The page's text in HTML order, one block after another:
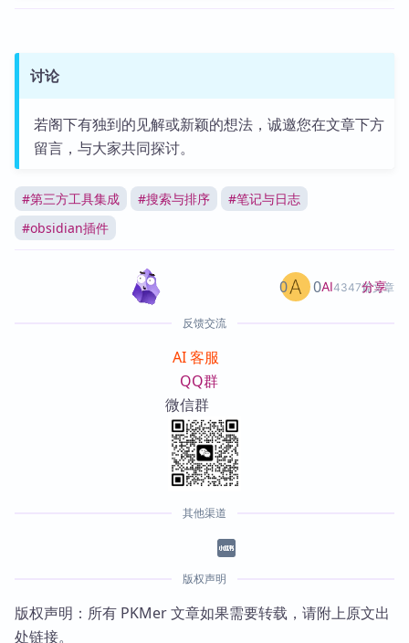
讨论
若阁下有独到的见解或新颖的想法，诚邀您在文章下方
留言，与大家共同探讨。
#第三方工具集成 #搜索与排序 #笔记与日志
#obsidian插件
AI4347篇文章
0 0 分享
反馈交流
AI 客服
QQ群
微信群
其他渠道
版权声明
版权声明：所有 PKMer 文章如果需要转载，请附上原文出
处链接。